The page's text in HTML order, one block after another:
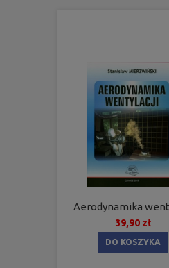
Aerodynamika
39,90 zł
DO KOSZYKA